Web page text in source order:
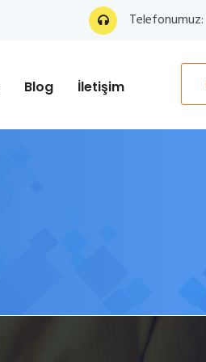
Telefonumuz:
Blog İletişim